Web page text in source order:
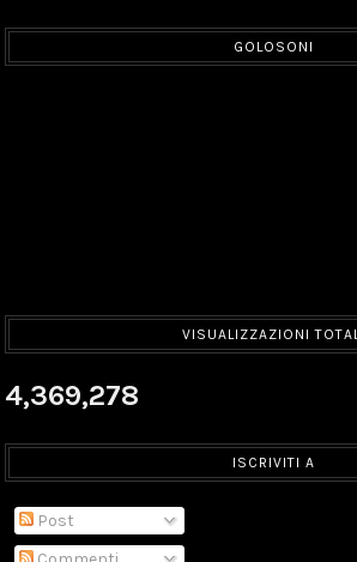
GOLOSONI
VISUALIZZAZIONI
4,369,278
ISCRIVITI A
Post